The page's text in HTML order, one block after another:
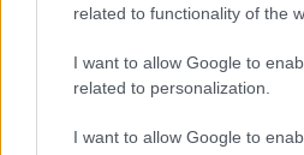
related to functionality of the
I want to allow Google to
related to personalization.
I want to allow Google to